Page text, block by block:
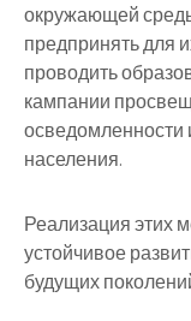
окружающей
предпринять для
проводить
кампании
осведомленности
населения.
Реализация этих
устойчивое
будущих